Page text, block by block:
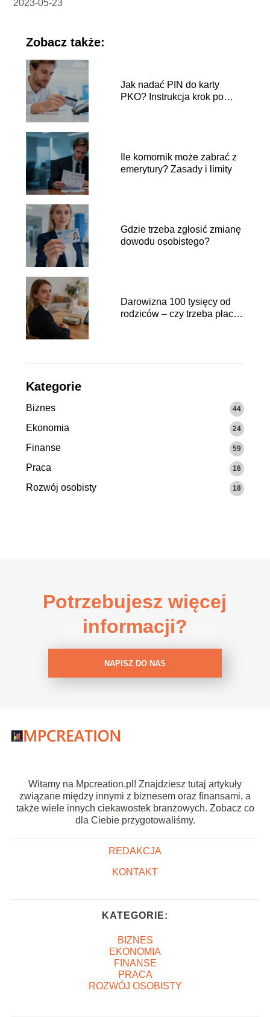
2023-05-23
Zobacz także:
Jak nadać PIN do karty
PKO? Instrukcja krok po
Ile komornik może zabrać z
emerytury? Zasady i limity
Gdzie trzeba zgłosić zmianę
dowodu osobistego?
Darowizna 100 tysięcy od
rodziców – czy trzeba płacić
Kategorie
Biznes 44
Ekonomia 24
Finanse 59
Praca 16
Rozwój osobisty 18
Potrzebujesz więcej
informacji?
NAPISZ DO NAS
Witamy na Mpcreation.pl! Znajdziesz tutaj artykuły
związane między innymi z biznesem oraz finansami, a
także wiele innych ciekawostek branżowych. Zobacz co
dla Ciebie przygotowaliśmy.
REDAKCJA
KONTAKT
KATEGORIE:
BIZNES
EKONOMIA
FINANSE
PRACA
ROZWÓJ OSOBISTY